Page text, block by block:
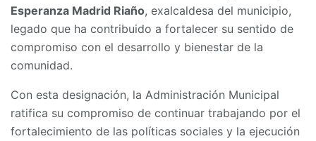
Esperanza Madrid Riaño, exalcaldesa del municipio,
legado que ha contribuido a fortalecer su sentido de
compromiso con el desarrollo y bienestar de la
comunidad.
Con esta designación, la Administración Municipal
ratifica su compromiso de continuar trabajando por el
fortalecimiento de las políticas sociales y la ejecución